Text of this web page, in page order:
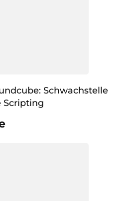
Schwachstelle
Scripting